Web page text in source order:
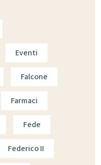
Eventi
Falcone
Farmaci
Fede
Federico II